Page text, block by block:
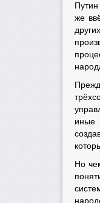
же
иные
Но